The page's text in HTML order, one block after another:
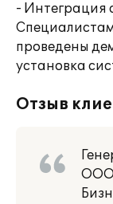
- Интеграция
проведены
установка
Отзыв
ООО